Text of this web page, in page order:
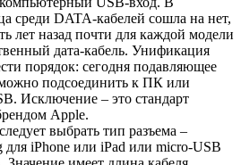
среди DATA-кабелей сошла на нет,
лет назад почти для каждой модели
дата-кабель. Унификация
порядок: сегодня подавляющее
подсоединить к ПК или
Исключение – это стандарт
Apple.
выбрать тип разъема –
iPhone или iPad или micro-USB